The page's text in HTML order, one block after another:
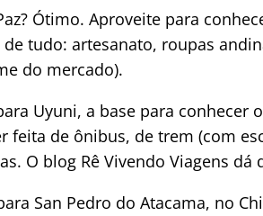
Ótimo. Aproveite para
tudo: artesanato, roupas
do mercado).
Uyuni, a base para
feita de ônibus, de trem (com
O blog Rê Vivendo Viagens
San Pedro do Atacama, no